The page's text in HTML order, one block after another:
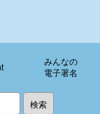
みんなの
電子署名